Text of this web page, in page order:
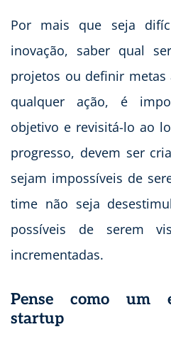
Por mais que seja
inovação, saber qual
projetos ou definir metas
qualquer ação, é
objetivo e revisitá-lo ao
progresso, devem ser
sejam impossíveis de
time não seja
possíveis de serem
incrementadas.
Pense como um
startup